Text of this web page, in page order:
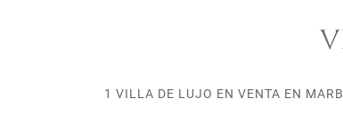
1 VILLA DE LUJO EN VENTA EN